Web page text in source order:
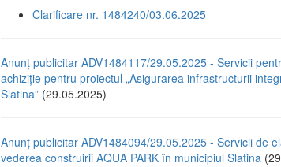
Clarificare nr. 1484240/03.06.2025
Anunț publicitar ADV1484117/29.05.2025 - Servicii
achiziție pentru proiectul „Asigurarea infrastructurii
Slatina” (29.05.2025)
Anunț publicitar ADV1484094/29.05.2025 - Servicii de
vederea construirii AQUA PARK în municipiul Slatina